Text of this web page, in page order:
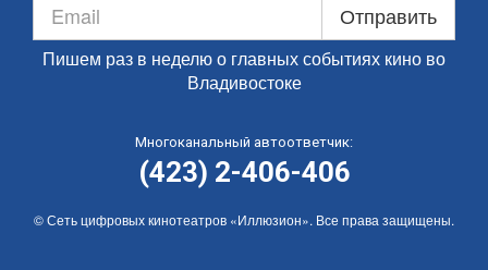
Отправить
Пишем раз в неделю о главных событиях кино во
Владивостоке
Многоканальный автоответчик:
(423) 2-406-406
© Сеть цифровых кинотеатров «Иллюзион». Все права защищены.